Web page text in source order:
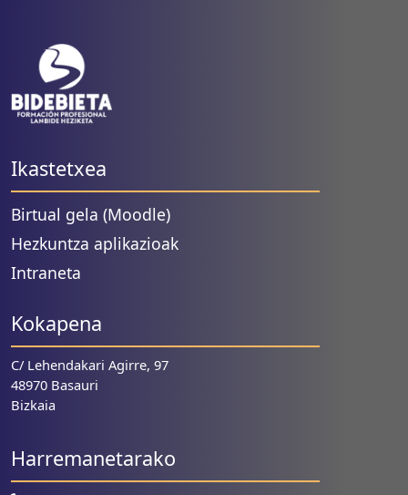
Ikastetxea
Birtual gela (Moodle)
Hezkuntza aplikazioak
Intraneta
Kokapena
C/ Lehendakari Agirre, 97
48970 Basauri
Bizkaia
Harremanetarako